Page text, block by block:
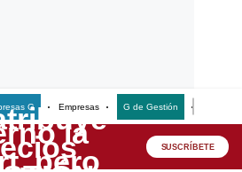
G Empresas G de Gestión
SUSCRÍBETE